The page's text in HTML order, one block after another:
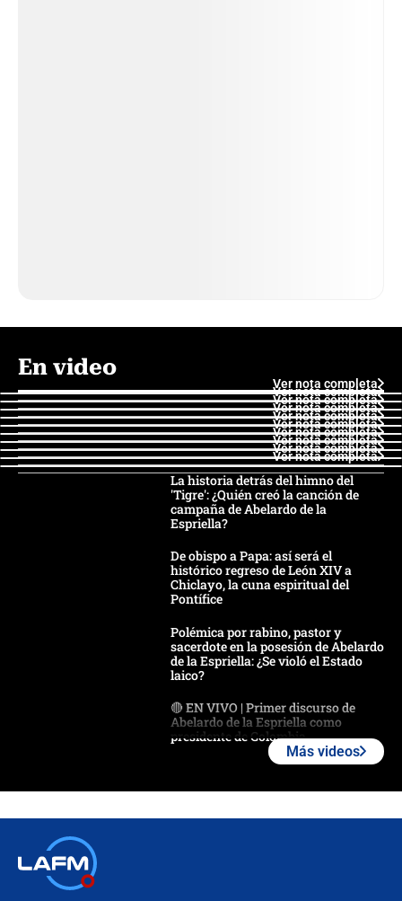
En video
Ver nota completa
Ver nota completa
Ver nota completa
Ver nota completa
Ver nota completa
Ver nota completa
Ver nota completa
Ver nota completa
Ver nota completa
Ver nota completa
La historia detrás del himno del
'Tigre': ¿Quién creó la canción de
campaña de Abelardo de la
Espriella?
De obispo a Papa: así será el
histórico regreso de León XIV a
Chiclayo, la cuna espiritual del
Pontífice
Polémica por rabino, pastor y
sacerdote en la posesión de Abelardo
de la Espriella: ¿Se violó el Estado
laico?
🔴 EN VIVO | Primer discurso de
Abelardo de la Espriella como
presidente de Colombia
Más videos